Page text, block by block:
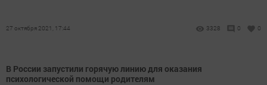
27 октября 2021, 17:44 3328 0 0
В России запустили горячую линию для оказания
психологической помощи родителям